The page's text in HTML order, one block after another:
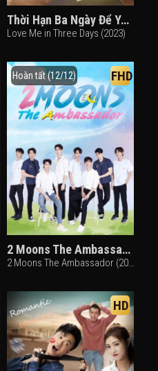
Thời Hạn Ba Ngày Để Yêu Anh
Love Me in Three Days (2023)
Hoàn tất (12/12) FHD
2 Moons The Ambassador
2 Moons The Ambassador (2023)
HD